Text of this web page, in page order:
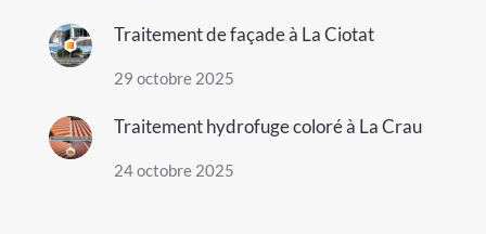
Traitement de façade à La Ciotat
29 octobre 2025
Traitement hydrofuge coloré à La Crau
24 octobre 2025